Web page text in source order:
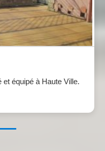
équipé à Haute Ville.